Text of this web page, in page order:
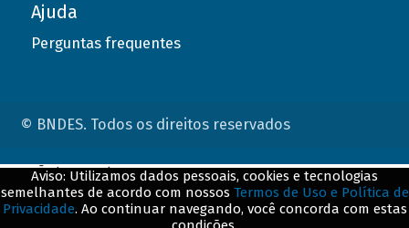
Ajuda
Perguntas frequentes
© BNDES. Todos os direitos reservados
Aviso: Utilizamos dados pessoais, cookies e tecnologias
semelhantes de acordo com nossos Termos de Uso e Política de
Privacidade. Ao continuar navegando, você concorda com estas
ConteÃºdo complementar
${title}${badge}